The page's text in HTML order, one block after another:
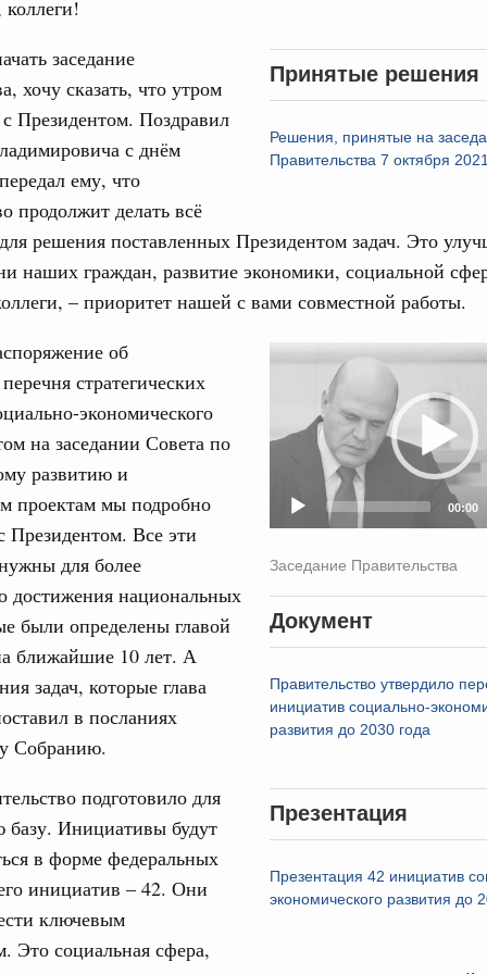
Принятые решения
Решения, принятые на
Правительства 7 октября
заседание
хочу сказать, что утром
с Президентом. Поздравил
с днём
ему, что
продолжит делать всё
решения поставленных Президентом задач. Это
наших граждан, развитие экономики, социальной
– приоритет нашей с вами совместной работы.
Video
Player
00:00
Заседание Правительства
Документ
Правительство утвердило
инициатив социально-
развития до 2030 года
об
стратегических
экономического
на заседании Совета по
развитию и
проектам мы подробно
Президентом. Все эти
для более
достижения национальных
были определены главой
ближайшие 10 лет. А
задач, которые глава
в посланиях
Собранию.
Презентация
Презентация 42 инициатив
экономического развития до
подготовило для
базу. Инициативы будут
в форме федеральных
инициатив – 42. Они
ключевым
Это социальная сфера,
среда
ЖКХ обновлено в России при участии
ОЭЗ. ТОР. Моногорода
реализации проектов института
округе
молодёжи сформировал целое
себя ответственность за будущее
для жизни»
на юге России вырос почти на треть
система. Недвижимость. Оценочная деятельность
в управление «ДОМ.РФ»
в России вырос на 4,3%, въездной –
по ситуации на топливном рынке
развития территорий в
в городах ДНР
и поддержки занятости
стратегической сессии,
ПН
17
24
31
С
Для